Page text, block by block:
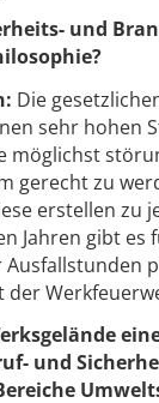
und
Die
sehr hohen
möglichst
gerecht zu
erstellen zu
Jahren gibt es
der
und